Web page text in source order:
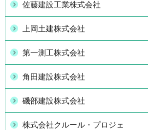
佐藤建設工業株式会社
上岡土建株式会社
第一測工株式会社
角田建設株式会社
磯部建設株式会社
株式会社クルール・プロジェ